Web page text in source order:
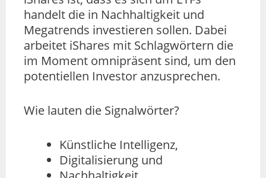
handelt die in Nachhaltigkeit und
Megatrends investieren sollen. Dabei
arbeitet iShares mit Schlagwörtern die
im Moment omnipräsent sind, um den
potentiellen Investor anzusprechen.
Wie lauten die Signalwörter?
Künstliche Intelligenz,
Digitalisierung und